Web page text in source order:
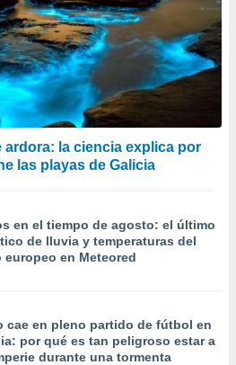
ardora: la ciencia explica por
las playas de Galicia
en el tiempo de agosto: el último
de lluvia y temperaturas del
europeo en Meteored
cae en pleno partido de fútbol en
por qué es tan peligroso estar a
durante una tormenta